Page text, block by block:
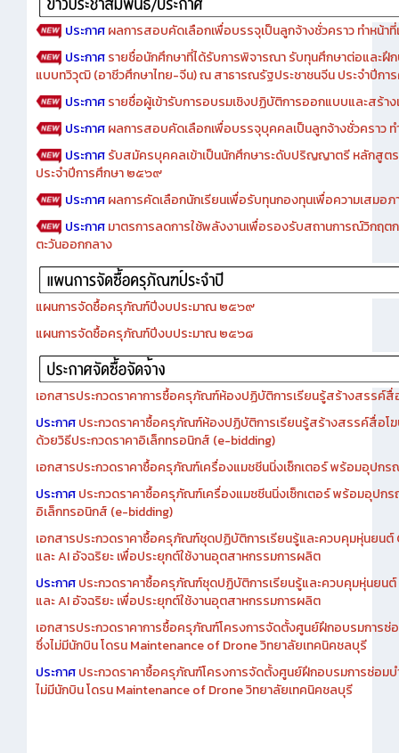
ประกาศผลการสอบคัดเลือกเพื่อบรรจุเป็นลูกจ้างชั่วคราว ทำหน้าที่
ประกาศ รายชื่อนักศึกษาที่ได้รับการพิจารณา รับทุนศึกษาต่อและฝึ
แบบทวิวุฒิ (อาชีวศึกษาไทย-จีน) ณ สาธารณรัฐประชาชนจีน ประจำปีก
ประกาศรายชื่อผู้เข้ารับการอบรมเชิงปฏิบัติการออกแบบและสร้า
ประกาศผลการสอบคัดเลือกเพื่อบรรจุบุคคลเป็นลูกจ้างชั่วคราว ท
ประกาศรับสมัครบุคคลเข้าเป็นนักศึกษาระดับปริญญาตรี หลักสูต
ประจำปีการศึกษา ๒๕๖๙
ประกาศผลการคัดเลือกนักเรียนเพื่อรับทุนกองทุนเพื่อความเสมอ
ประกาศมาตรการลดการใช้พลังงานเพื่อรองรับสถานการณ์วิกฤ
ตะวันออกกลาง
แผนการจัดซื้อครุภัณฑ์ปีงบประมาณ ๒๕๖๙
แผนการจัดซื้อครุภัณฑ์ปีงบประมาณ ๒๕๖๘
เอกสารประกวดราคาการซื้อครุภัณฑ์ห้องปฏิบัติการเรียนรู้สร้างสรรค์
ประกาศ ประกวดราคาซื้อครุภัณฑ์ห้องปฏิบัติการเรียนรู้สร้างสรรค์สื่อโ
ด้วยวิธีประกวดราคาอิเล็กทรอนิกส์ (e-bidding)
เอกสารประกวดราคาซื้อครุภัณฑ์เครื่องแมชชีนนิ่งเซ็กเตอร์ พร้อมอุปก
ประกาศประกวดราคาซื้อครุภัณฑ์เครื่องแมชชีนนิ่งเซ็กเตอร์ พร้อมอุปก
อิเล็กทรอนิกส์ (e-bidding)
เอกสารประกวดราคาซื้อครุภัณฑ์ชุดปฏิบัติการเรียนรู้และควบคุมหุ่นยน
และ AI อัจฉริยะ เพื่อประยุกต์ใช้งานอุตสาหกรรมการผลิต
ประกาศประกวดราคาซื้อครุภัณฑ์ชุดปฏิบัติการเรียนรู้และควบคุมหุ่นยน
และ AI อัจฉริยะ เพื่อประยุกต์ใช้งานอุตสาหกรรมการผลิต
เอกสารประกวดราคาการซื้อครุภัณฑ์โครงการจัดตั้งศูนย์ฝึกอบรมการซ่
ซึ่งไม่มีนักบิน โดรน Maintenance of Drone วิทยาลัยเทคนิคชลบุรี
ประกาศประกวดราคาซื้อครุภัณฑ์โครงการจัดตั้งศูนย์ฝึกอบรมการซ่อมบ